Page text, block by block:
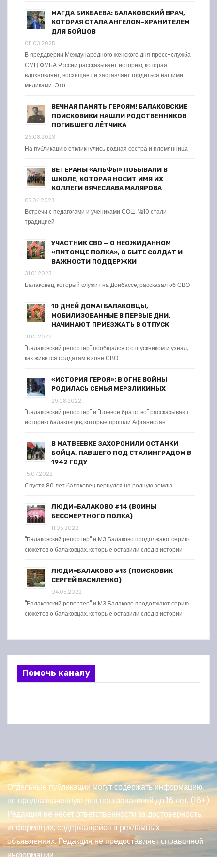
МАГДА БИКБАЕВА: БАЛАКОВСКИЙ ВРАЧ,
КОТОРАЯ СТАЛА АНГЕЛОМ-ХРАНИТЕЛЕМ
ДЛЯ БОЙЦОВ
05.03.2025
В преддверии Международного женского дня пресс-служба
СМЦ ФМБА России рассказывает историю, которая
вдохновляет, восхищает и заставляет гордиться нашими
медиками. Это …
ВЕЧНАЯ ПАМЯТЬ ГЕРОЯМ! БАЛАКОВСКИЕ
ПОИСКОВИКИ НАШЛИ РОДСТВЕННИКОВ
ПОГИБШЕГО ЛЁТЧИКА
26.08.2023
На публикацию откликнулись родная сестра и племянница
ВЕТЕРАНЫ «АЛЬФЫ» ПОБЫВАЛИ В
ШКОЛЕ, КОТОРАЯ НОСИТ ИМЯ ИХ
КОЛЛЕГИ ВЯЧЕСЛАВА МАЛЯРОВА
07.04.2023
Встречи с педагогами и учениками СОШ №10 стали
традицией
УЧАСТНИК СВО — О НЕОЖИДАННОМ
«ПИТОМЦЕ ПОЛКА», О БЫТЕ СОЛДАТ И
ВАЖНОСТИ ПОДДЕРЖКИ
31.01.2023
Балаковец, который служит на Донбассе, рассказал об СВО
10 ДНЕЙ ДОМА! БАЛАКОВЦЫ,
МОБИЛИЗОВАННЫЕ В ПЕРВЫЕ ДНИ,
НАЧИНАЮТ ПРИЕЗЖАТЬ В ОТПУСК
18.01.2023
"Балаковский репортер" пообщался с отпускником и узнал,
как живется солдатам в зоне СВО
«ИСТОРИЯ ГЕРОЯ»: В ОГНЕ ВОЙНЫ
РОДИЛАСЬ СЕМЬЯ МЕРЗЛИКИНЫХ
29.08.2022
"Балаковский репортер" и "Боевое братство" рассказывают
историю балаковцев, которые прошли Афганистан
В МАТВЕЕВКЕ ЗАХОРОНИЛИ ОСТАНКИ
БОЙЦА, ПАВШЕГО ПОД СТАЛИНГРАДОМ В
1942 ГОДУ
15.07.2022
Спустя 80 лет балаковец вернулся на родную землю
ЛЮДИ=БАЛАКОВО #14 (ВОИНЫ
БЕССМЕРТНОГО ПОЛКА)
11.05.2022
"Балаковский репортер" и МЗ Балаково продолжают серию
сюжетов о балаковцах, которые оставили след в истории
ЛЮДИ=БАЛАКОВО #13 (ПОИСКОВИК
СЕРГЕЙ ВАСИЛЕНКО)
04.05.2022
"Балаковский репортер" и МЗ Балаково продолжают серию
сюжетов о балаковцах, которые оставили след в истории
Помочь каналу
Отдельные публикации могут содержать информацию,
не предназначенную для пользователей до 16 лет. (16+)
Редакция не несет ответственности за достоверность
информации, содержащейся в рекламных
объявлениях. Редакция не предоставляет справочной
информации.